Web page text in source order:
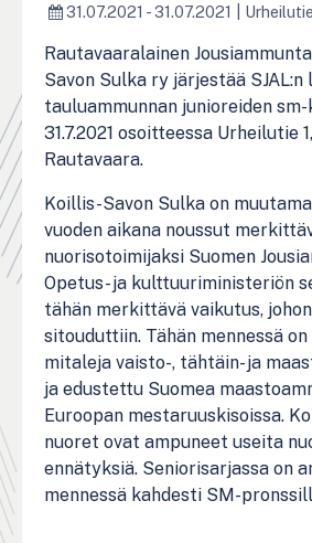
31.07.2021 - 31.07.2021
Rautavaaralainen
Savon Sulka ry järjestää SJAL:n
tauluammunnan junioreiden
31.7.2021 osoitteessa Urheilutie
Rautavaara.
Koillis-Savon Sulka on
vuoden aikana noussut
nuorisotoimijaksi Suomen
Opetus- ja kulttuuriministeriön
tähän merkittävä vaikutus,
sitouduttiin. Tähän mennessä
mitaleja vaisto-, tähtäin- ja
ja edustettu Suomea
Euroopan mestaruuskisoissa.
nuoret ovat ampuneet useita
ennätyksiä. Seniorisarjassa on
mennessä kahdesti SM-